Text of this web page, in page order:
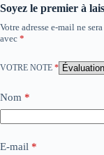
Soyez le premier à
Votre adresse e-mail ne
avec *
VOTRE NOTE *
Nom *
E-mail *